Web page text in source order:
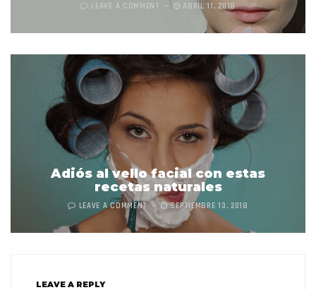
LEAVE A COMMENT ABRIL 11, 2018
Adiós al vello facial con estas
recetas naturales
LEAVE A COMMENT SEPTIEMBRE 13, 2018
LEAVE A REPLY